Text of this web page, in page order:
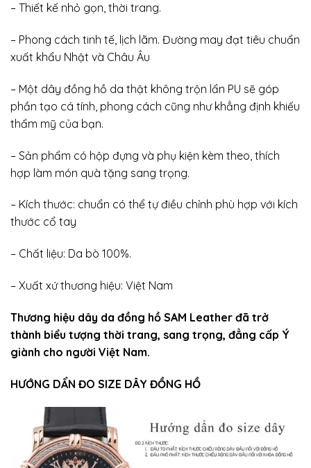
– Thiết kế nhỏ gọn, thời trang.
– Phong cách tinh tế, lịch lãm. Đường may đạt tiêu chuẩn
xuất khẩu Nhật và Châu Âu
– Một dây đồng hồ da thật không trộn lẩn PU sẽ góp
phần tạo cá tính, phong cách cũng như khẳng định khiếu
thẩm mỹ của bạn.
– Sản phẩm có hộp đựng và phụ kiện kèm theo, thích
hợp làm món quà tặng sang trọng.
– Kích thước: chuẩn có thể tự điều chỉnh phù hợp với kích
thước cổ tay
– Chất liệu: Da bò 100%.
– Xuất xứ thương hiệu: Việt Nam
Thương hiệu dây da đồng hồ SAM Leather đã trở
thành biểu tượng thời trang, sang trọng, đẳng cấp Ý
giành cho người Việt Nam.
HƯỚNG DẨN ĐO SIZE DÂY ĐỒNG HỒ